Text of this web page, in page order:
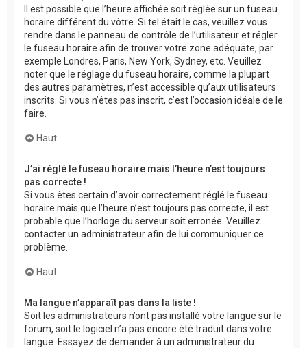
Il est possible que l’heure affichée soit réglée sur un fuseau
horaire différent du vôtre. Si tel était le cas, veuillez vous
rendre dans le panneau de contrôle de l’utilisateur et régler
le fuseau horaire afin de trouver votre zone adéquate, par
exemple Londres, Paris, New York, Sydney, etc. Veuillez
noter que le réglage du fuseau horaire, comme la plupart
des autres paramètres, n’est accessible qu’aux utilisateurs
inscrits. Si vous n’êtes pas inscrit, c’est l’occasion idéale de le
faire.
Haut
J’ai réglé le fuseau horaire mais l’heure n’est toujours
pas correcte !
Si vous êtes certain d’avoir correctement réglé le fuseau
horaire mais que l’heure n’est toujours pas correcte, il est
probable que l’horloge du serveur soit erronée. Veuillez
contacter un administrateur afin de lui communiquer ce
problème.
Haut
Ma langue n’apparaît pas dans la liste !
Soit les administrateurs n’ont pas installé votre langue sur le
forum, soit le logiciel n’a pas encore été traduit dans votre
langue. Essayez de demander à un administrateur du